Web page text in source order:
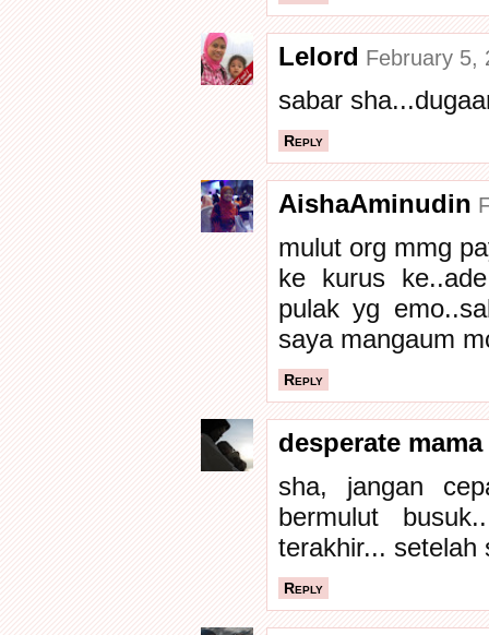
Lelord February 5,
sabar
Reply
AishaAminudin
mulut org mmg
ke kurus
pulak yg
saya mangaum
Reply
desperate mama
sha, jangan
bermulut
terakhir... setelah
Reply